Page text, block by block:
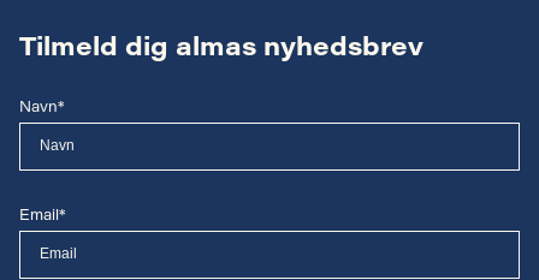
Tilmeld dig almas nyhedsbrev
Navn*
Email*